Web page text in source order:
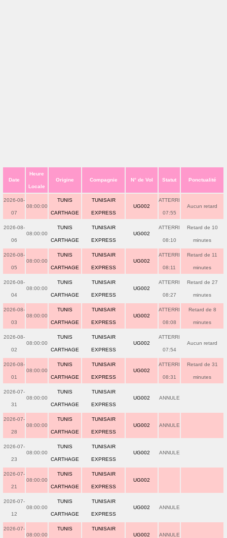
Date
Heure
Locale
Origine Compagnie N° de Vol Statut Ponctualité
2026-08-
07
08:00:00
TUNIS
CARTHAGE
TUNISAIR
EXPRESS
UG002
ATTERRI
07:55
Aucun retard
2026-08-
06
08:00:00
TUNIS
CARTHAGE
TUNISAIR
EXPRESS
UG002
ATTERRI
08:10
Retard de 10
minutes
2026-08-
05
08:00:00
TUNIS
CARTHAGE
TUNISAIR
EXPRESS
UG002
ATTERRI
08:11
Retard de 11
minutes
2026-08-
04
08:00:00
TUNIS
CARTHAGE
TUNISAIR
EXPRESS
UG002
ATTERRI
08:27
Retard de 27
minutes
2026-08-
03
08:00:00
TUNIS
CARTHAGE
TUNISAIR
EXPRESS
UG002
ATTERRI
08:08
Retard de 8
minutes
2026-08-
02
08:00:00
TUNIS
CARTHAGE
TUNISAIR
EXPRESS
UG002
ATTERRI
07:54
Aucun retard
2026-08-
01
08:00:00
TUNIS
CARTHAGE
TUNISAIR
EXPRESS
UG002
ATTERRI
08:31
Retard de 31
minutes
2026-07-
31
08:00:00
TUNIS
CARTHAGE
TUNISAIR
EXPRESS
UG002 ANNULE
2026-07-
28
08:00:00
TUNIS
CARTHAGE
TUNISAIR
EXPRESS
UG002 ANNULE
2026-07-
23
08:00:00
TUNIS
CARTHAGE
TUNISAIR
EXPRESS
UG002 ANNULE
2026-07-
21
08:00:00
TUNIS
CARTHAGE
TUNISAIR
EXPRESS
UG002
2026-07-
12
08:00:00
TUNIS
CARTHAGE
TUNISAIR
EXPRESS
UG002 ANNULE
2026-07-
08:00:00
TUNIS TUNISAIR
UG002 ANNULE